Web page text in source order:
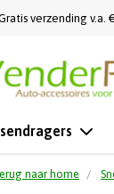
verzending v.a.
naar home